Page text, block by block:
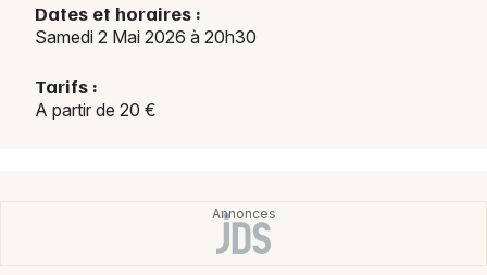
Dates et horaires :
Samedi 2 Mai 2026 à 20h30
Tarifs :
A partir de 20 €